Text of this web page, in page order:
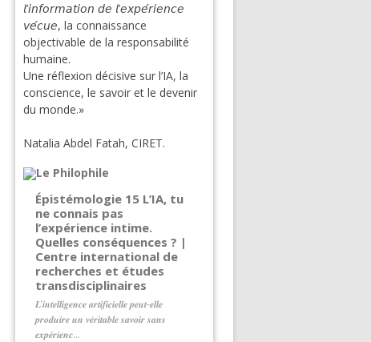
𝘭’𝘪𝘯𝘧𝘰𝘳𝘮𝘢𝘵𝘪𝘰𝘯 𝘥𝘦 𝘭’𝘦𝘹𝘱𝘦́𝘳𝘪𝘦𝘯𝘤𝘦
𝘷𝘦́𝘤𝘶𝘦, la connaissance
objectivable de la responsabilité
humaine.
Une réflexion décisive sur l’IA, la
conscience, le savoir et le devenir
du monde.»
Natalia Abdel Fatah, CIRET.
Épistémologie 15 L’IA, tu
ne connais pas
l’expérience intime.
Quelles conséquences ? |
Centre international de
recherches et études
transdisciplinaires
𝑳’𝒊𝒏𝒕𝒆𝒍𝒍𝒊𝒈𝒆𝒏𝒄𝒆 𝒂𝒓𝒕𝒊𝒇𝒊𝒄𝒊𝒆𝒍𝒍𝒆 𝒑𝒆𝒖𝒕-𝒆𝒍𝒍𝒆
𝒑𝒓𝒐𝒅𝒖𝒊𝒓𝒆 𝒖𝒏 𝒗𝒆́𝒓𝒊𝒕𝒂𝒃𝒍𝒆 𝒔𝒂𝒗𝒐𝒊𝒓 𝒔𝒂𝒏𝒔
𝒆𝒙𝒑𝒆́𝒓𝒊𝒆𝒏𝒄...